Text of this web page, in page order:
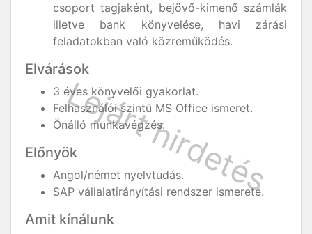
csoport tagjaként, bejövő-kimenő számlák
illetve bank könyvelése, havi zárási
feladatokban való közreműködés.
Elvárások
3 éves könyvelői gyakorlat.
Felhasználói szintű MS Office ismeret.
Önálló munkavégzés.
Előnyök
Angol/német nyelvtudás.
SAP vállalatirányítási rendszer ismerete.
Amit kínálunk